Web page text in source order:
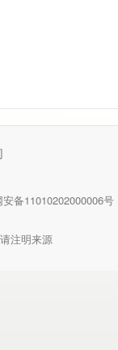
备11010202000006号
注明来源